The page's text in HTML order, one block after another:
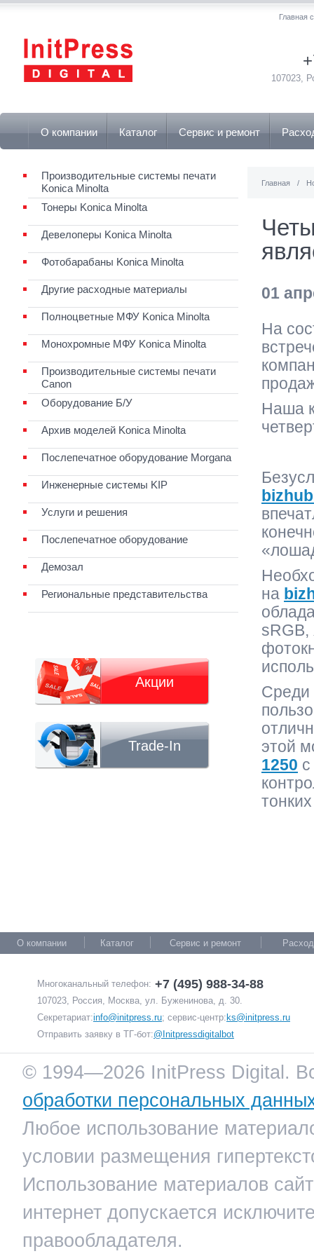
Главная
107023,
О компании Каталог Сервис и ремонт
Главная /
01
На
Наша
на
sRGB,
Среди
этой
1250
Производительные системы печати
Konica Minolta
Тонеры Konica Minolta
Девелоперы Konica Minolta
Фотобарабаны Konica Minolta
Другие расходные материалы
Полноцветные МФУ Konica Minolta
Монохромные МФУ Konica Minolta
Производительные системы печати
Canon
Оборудование Б/У
Архив моделей Konica Minolta
Послепечатное оборудование Morgana
Инженерные системы KIP
Услуги и решения
Послепечатное оборудование
Демозал
Региональные представительства
Акции
Trade-In
О компании Каталог Сервис и ремонт
Многоканальный телефон: +7 (495) 988-34-88
107023, Россия, Москва, ул. Буженинова, д. 30.
Секретариат:info@initpress.ru; сервис-центр: ks@initpress.ru
Отправить заявку в ТГ-бот:@Initpressdigitalbot
© 1994—2026 InitPress Digital.
обработки персональных
Любое использование
условии размещения
Использование материалов
интернет допускается
правообладателя.